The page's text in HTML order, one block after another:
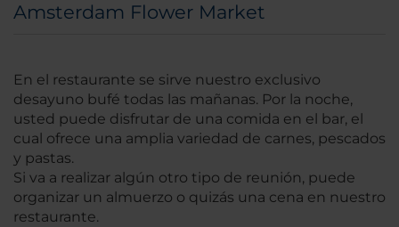
Amsterdam Flower Market
En el restaurante se sirve nuestro exclusivo
desayuno bufé todas las mañanas. Por la noche,
usted puede disfrutar de una comida en el bar, el
cual ofrece una amplia variedad de carnes, pescados
y pastas.
Si va a realizar algún otro tipo de reunión, puede
organizar un almuerzo o quizás una cena en nuestro
restaurante.